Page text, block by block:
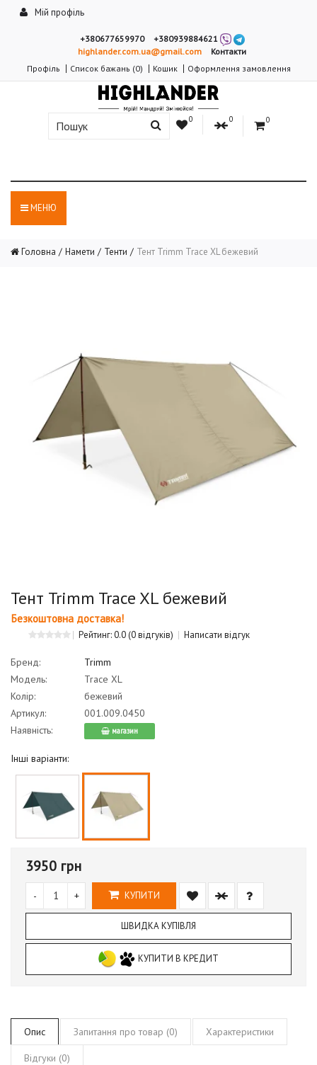
Мій профіль
+380677659970
+380939884621
highlander.com.ua@gmail.com
Контакти
Профіль
Список бажань (0) Кошик Оформлення замовлення
0 0 0
МЕНЮ
Головна Намети Тенти Тент Trimm Trace XL бежевий
Тент Trimm Trace XL бежевий
Безкоштовна доставка!
Рейтинг: 0.0(0 відгуків) Написати відгук
Бренд:
Trimm
Модель:
Trace XL
Колір:
бежевий
Артикул:
001.009.0450
Наявність:
магазин
Інші варіанти:
3950 грн
- + КУПИТИ
ШВИДКА КУПІВЛЯ
КУПИТИ В КРЕДИТ
Опис Запитання про товар (0) Характеристики
Відгуки (0)